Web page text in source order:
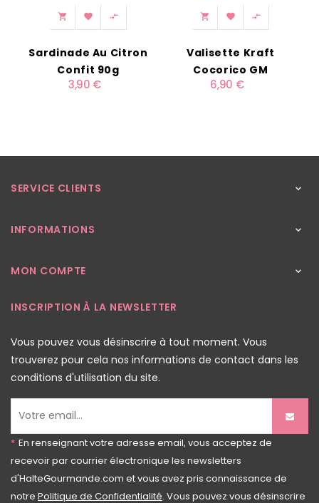
  
Sardinade Au Citron
Confit 90g
3,90 €
  
Valisette Kraft
Cocorico GM
6,90 €
SERVICE CLIENTS 
INFORMATIONS 
MON COMPTE 
INSCRIPTION À LA NEWSLETTER
Vous pouvez vous désinscrire à tout moment. Vous
trouverez pour cela nos informations de contact dans les
conditions d'utilisation du site.
* En renseignant votre adresse email, vous acceptez de
recevoir par courrier électronique les newsletters
d'HalteGourmande.com et vous avez pris connaissance de
notre Politique de Confidentialité. Vous pouvez vous désinscrire